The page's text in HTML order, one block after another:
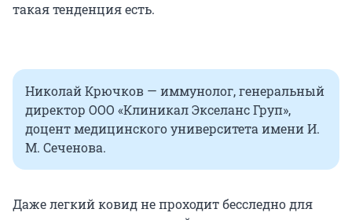
такая тенденция есть.
Николай Крючков — иммунолог, генеральный
директор ООО «Клиникал Экселанс Груп»,
доцент медицинского университета имени И.
М. Сеченова.
Даже легкий ковид не проходит бесследно для